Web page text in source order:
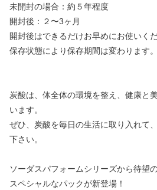
未開封の場合：約５年程度
開封後：２〜3ヶ月
開封後はできるだけお早めにお使いく
保存状態により保存期間は変わります。
炭酸は、体全体の環境を整え、健康と
います。
ぜひ、炭酸を毎日の生活に取り入れて
下さい。
ソーダスパフォームシリーズから待望
スペシャルなパックが新登場！